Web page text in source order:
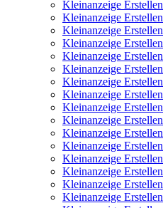
Kleinanzeige Erstellen
Kleinanzeige Erstellen
Kleinanzeige Erstellen
Kleinanzeige Erstellen
Kleinanzeige Erstellen
Kleinanzeige Erstellen
Kleinanzeige Erstellen
Kleinanzeige Erstellen
Kleinanzeige Erstellen
Kleinanzeige Erstellen
Kleinanzeige Erstellen
Kleinanzeige Erstellen
Kleinanzeige Erstellen
Kleinanzeige Erstellen
Kleinanzeige Erstellen
Kleinanzeige Erstellen